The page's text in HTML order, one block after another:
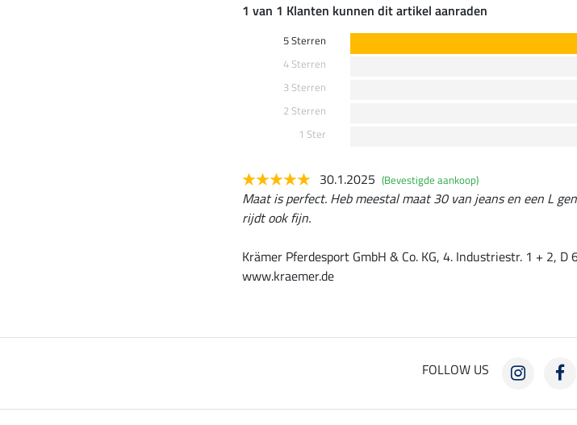
1 van 1 Klanten kunnen dit artikel aanraden
5 Sterren
4 Sterren
3 Sterren
2 Sterren
1 Ster
30.1.2025 (Bevestigde aankoop)
Maat is perfect. Heb meestal maat 30 van jeans en een L
rijdt ook fijn.
Krämer Pferdesport GmbH & Co. KG, 4. Industriestr. 1 + 2,
www.kraemer.de
FOLLOW US